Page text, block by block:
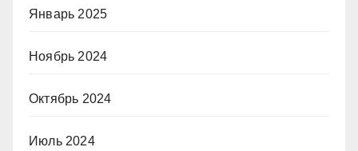
Январь 2025
Ноябрь 2024
Октябрь 2024
Июль 2024